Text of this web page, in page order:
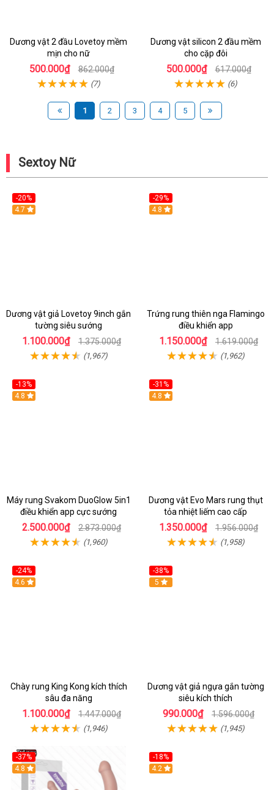
Dương vật 2 đầu Lovetoy mềm
mịn cho nữ
500.000₫ 862.000₫
(7)
Dương vật silicon 2 đầu mềm
cho cặp đôi
500.000₫ 617.000₫
(6)
1 2 3 4 5
Sextoy Nữ
-20%
Hot
4.7
Dương vật giả Lovetoy 9inch gắn
tường siêu sướng
1.100.000₫ 1.375.000₫
(1,967)
-29%
Hot
4.8
Trứng rung thiên nga Flamingo
điều khiển app
1.150.000₫ 1.619.000₫
(1,962)
-13%
4.8
Máy rung Svakom DuoGlow 5in1
điều khiển app cực sướng
2.500.000₫ 2.873.000₫
(1,960)
-31%
4.8
Dương vật Evo Mars rung thụt
tỏa nhiệt liếm cao cấp
1.350.000₫ 1.956.000₫
(1,958)
-24%
4.6
Chày rung King Kong kích thích
sâu đa năng
1.100.000₫ 1.447.000₫
(1,946)
-38%
Hot
5
Dương vật giả ngựa gắn tường
siêu kích thích
990.000₫ 1.596.000₫
(1,945)
-37%
Hot
4.8
-18%
Hot
4.2